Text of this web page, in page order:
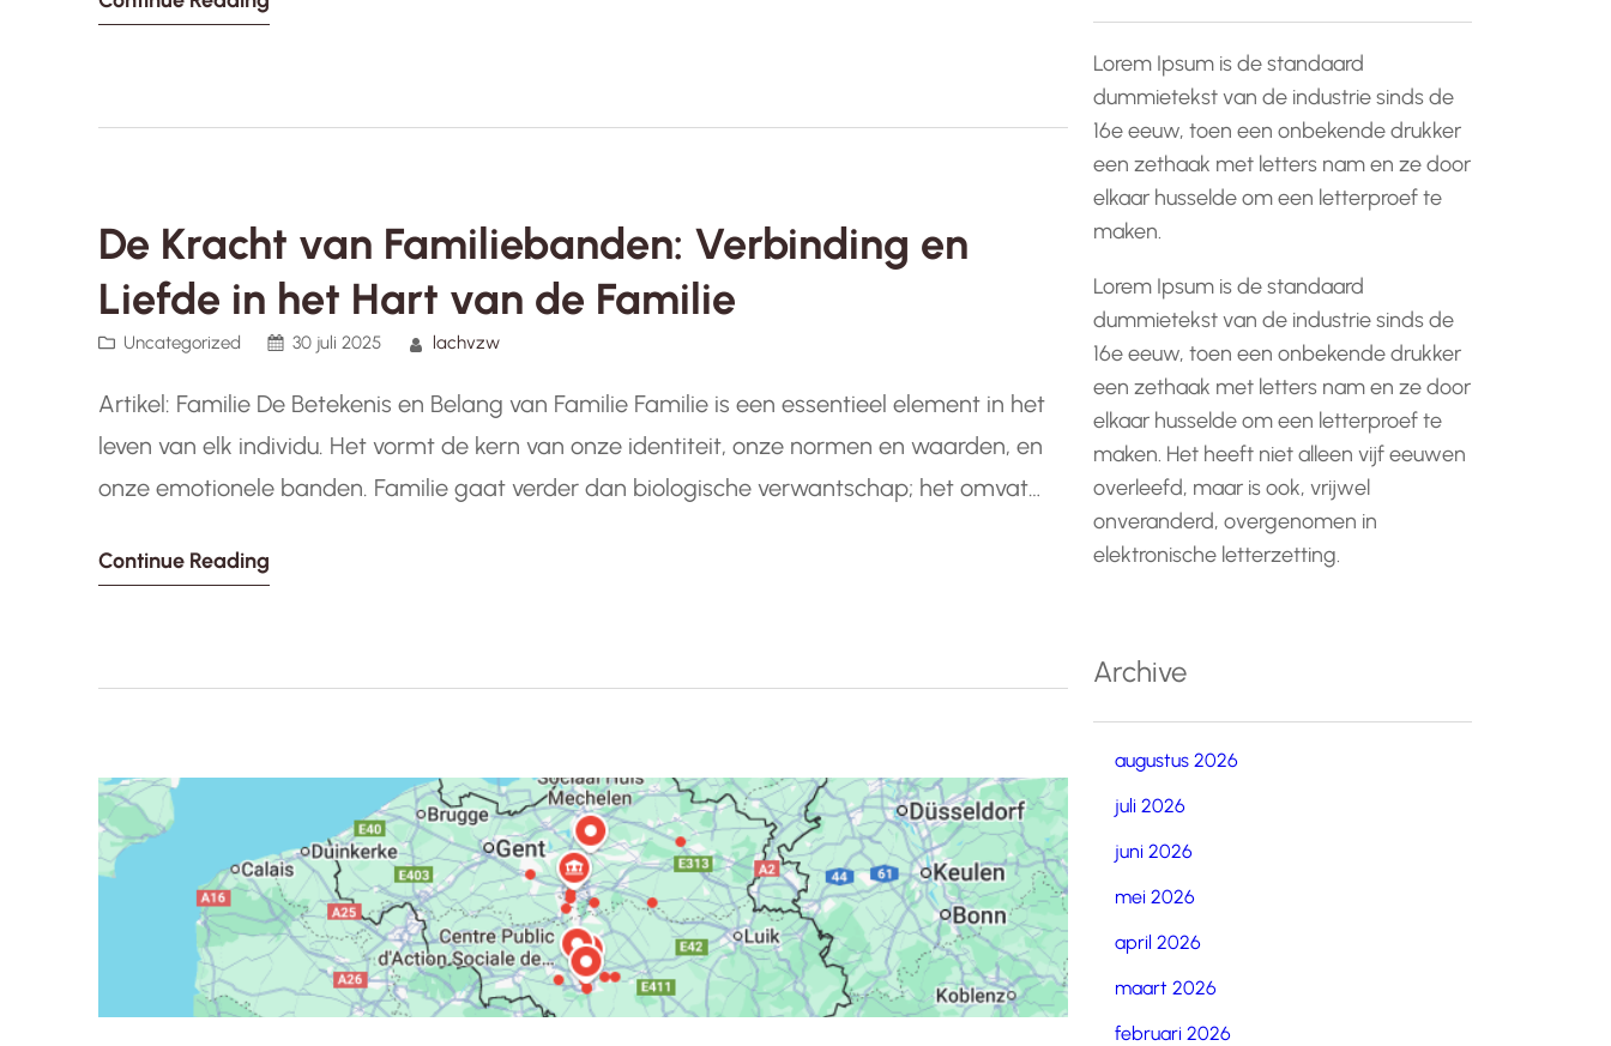
perspectieven die zij met zich…
De Kracht van Familiebanden: Verbinding en
Liefde in het Hart van de Familie
Uncategorized 30 juli 2025 lachvzw
Artikel: Familie De Betekenis en Belang van Familie Familie is een essentieel element in het
leven van elk individu. Het vormt de kern van onze identiteit, onze normen en waarden, en
onze emotionele banden. Familie gaat verder dan biologische verwantschap; het omvat
Continue Reading
Lorem Ipsum is de standaard
dummietekst van de industrie sinds de
16e eeuw, toen een onbekende drukker
een zethaak met letters nam en ze door
elkaar husselde om een letterproef te
maken.
Lorem Ipsum is de standaard
dummietekst van de industrie sinds de
16e eeuw, toen een onbekende drukker
een zethaak met letters nam en ze door
elkaar husselde om een letterproef te
maken. Het heeft niet alleen vijf eeuwen
overleefd, maar is ook, vrijwel
onveranderd, overgenomen in
elektronische letterzetting.
Archive
augustus 2026
juli 2026
juni 2026
mei 2026
april 2026
maart 2026
februari 2026